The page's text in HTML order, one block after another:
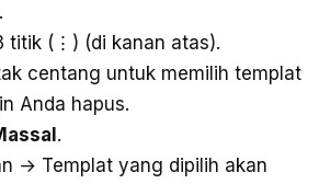
titik (⋮) (di kanan atas).
centang untuk memilih templat
Anda hapus.
.
→ Templat yang dipilih akan